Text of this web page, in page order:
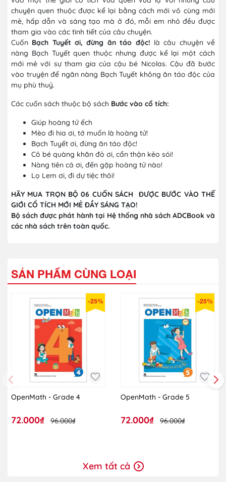
chuyện quen thuộc được kể lại bằng cách mới vô cùng mới
mẻ, hấp dẫn và sáng tạo mà ở đó, mỗi em nhỏ đều được
tham gia vào các tình tiết của câu chuyện.
Cuốn Bạch Tuyết ơi, đừng ăn táo độc! là câu chuyện về
nàng Bạch Tuyết quen thuộc nhưng được kể lại một cách
mới mẻ với sự tham gia của cậu bé Nicolas. Cậu đã bước
vào truyện để ngăn nàng Bạch Tuyết không ăn táo độc của
mụ phù thuỷ.
Các cuốn sách thuộc bộ sách Bước vào cổ tích:
Giúp hoàng tử ếch
Mèo đi hia ơi, tớ muốn là hoàng tử!
Bạch Tuyết ơi, đừng ăn táo độc!
Cô bé quàng khăn đỏ ơi, cẩn thận kẻo sói!
Nàng tiên cá ơi, đến gặp hoàng tử nào!
Lọ Lem ơi, đi dự tiệc thôi!
HÃY MUA TRỌN BỘ 06 CUỐN SÁCH ĐƯỢC BƯỚC VÀO THẾ
GIỚI CỔ TÍCH MỚI MẺ ĐẦY SÁNG TẠO!
Bộ sách được phát hành tại Hệ thống nhà sách ADCBook và
các nhà sách trên toàn quốc.
SẢN PHẨM CÙNG LOẠI
-25%
OpenMath - Grade 4
72.000₫ 96.000₫
-25%
OpenMath - Grade 5
72.000₫ 96.000₫
Xem tất cả